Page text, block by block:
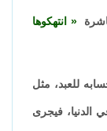
انتهكوها
للعبد، مثل
الدنيا، فيجرى